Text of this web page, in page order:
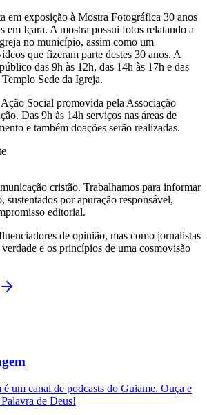
em exposição à Mostra Fotográfica 30 anos
em Içara. A mostra possui fotos relatando a
no município, assim como um
que fizeram parte destes 30 anos. A
das 9h às 12h, das 14h às 17h e das
Sede da Igreja.
Social promovida pela Associação
Das 9h às 14h serviços nas áreas de
e também doações serão realizadas.
cristão. Trabalhamos para informar
sustentados por apuração responsável,
editorial.
de opinião, mas como jornalistas
e os princípios de uma cosmovisão
um canal de podcasts do Guiame. Ouça e
de Deus!